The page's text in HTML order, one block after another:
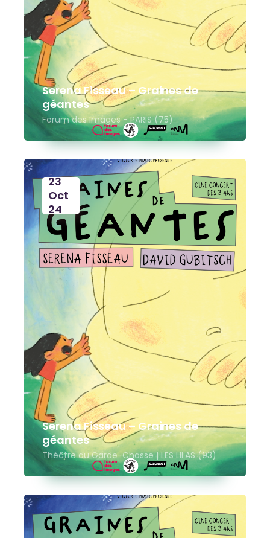
Serena Fisseau – Graines de
géantes
Forum des Images - PARIS (75)
23
Oct
24
Serena Fisseau – Graines de
géantes
Théâtre du Garde-Chasse | LES LILAS (93)